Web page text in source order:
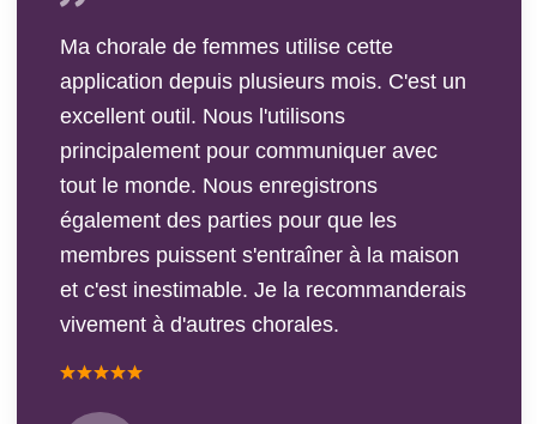
Ma chorale de femmes utilise cette
application depuis plusieurs mois. C'est un
excellent outil. Nous l'utilisons
principalement pour communiquer avec
tout le monde. Nous enregistrons
également des parties pour que les
membres puissent s'entraîner à la maison
et c'est inestimable. Je la recommanderais
vivement à d'autres chorales.